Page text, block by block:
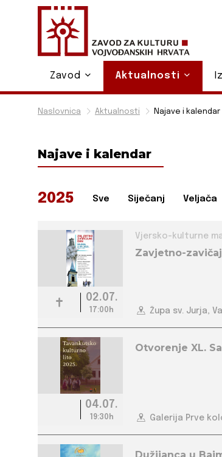
Naslovnica Aktualnosti Najave i kalendar
Najave i kalendar
2025 Sve Siječanj Veljača
02.07.
17:00h
Vjersko-kulturne
Zavjetno-
Župa sv. Jurja,
04.07.
19:30h
Otvorenje XL.
Galerija Prve
Zavod Aktualnosti